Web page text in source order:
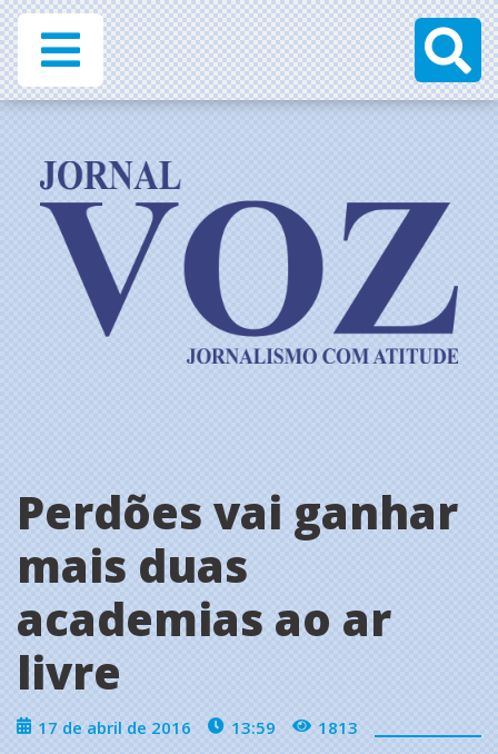
Perdões vai ganhar
mais duas
academias ao ar
livre
17 de abril de 2016 13:59 1813